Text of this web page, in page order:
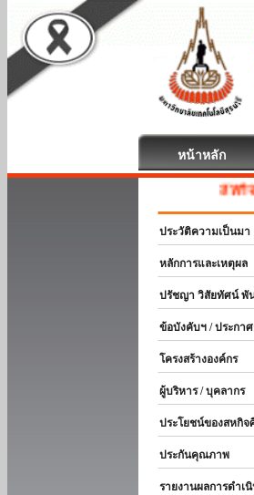
หน้าหลัก
สหกิจศึก
ประวัติความเป็นมา
หลักการและเหตุผล
ปรัชญา วิสัยทัศน์ พัน
ข้อบังคับฯ / ประกาศ
โครงสร้างองค์กร
ผู้บริหาร / บุคลากร
ประโยชน์ของสหกิจ
ประกันคุณภาพ
รายงานผลการดำเนิ